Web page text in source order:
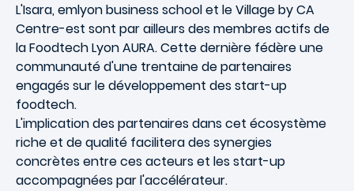
L'Isara, emlyon business school et le Village by CA
Centre-est sont par ailleurs des membres actifs de
la Foodtech Lyon AURA. Cette dernière fédère une
communauté d'une trentaine de partenaires
engagés sur le développement des start-up
foodtech.
L'implication des partenaires dans cet écosystème
riche et de qualité facilitera des synergies
concrètes entre ces acteurs et les start-up
accompagnées par l'accélérateur.